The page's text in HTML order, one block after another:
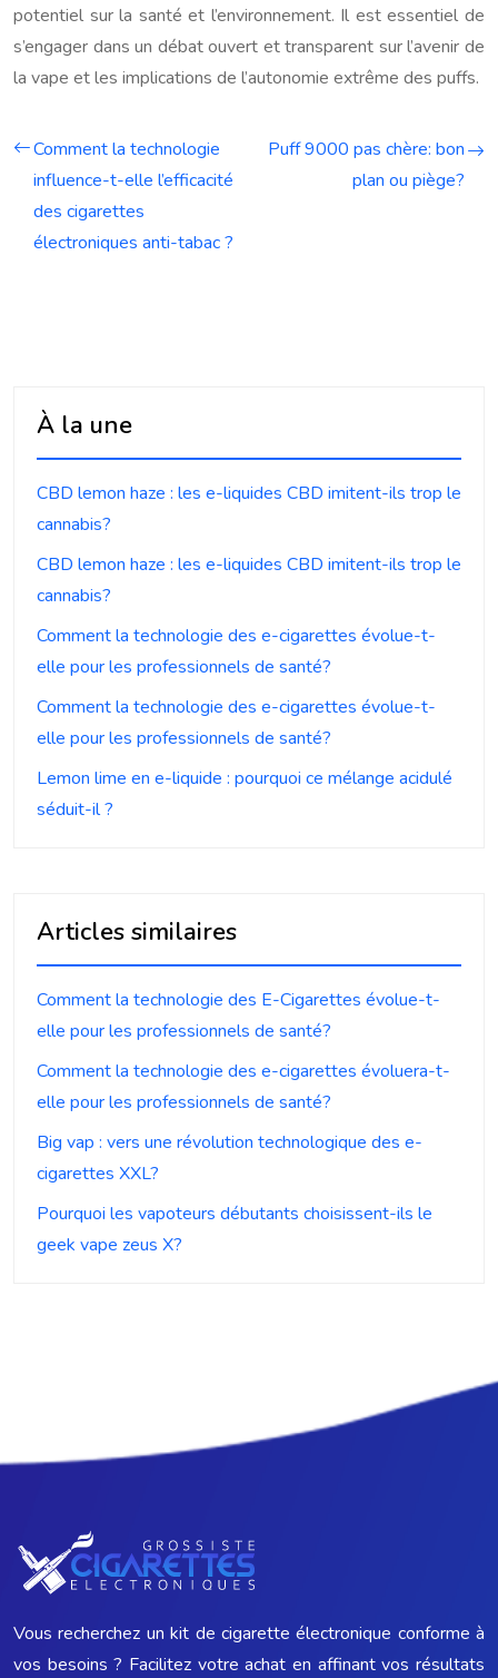
potentiel sur la santé et l’environnement. Il est essentiel de
s’engager dans un débat ouvert et transparent sur l’avenir de
la vape et les implications de l’autonomie extrême des puffs.
Comment la technologie
influence-t-elle l’efficacité
des cigarettes
électroniques anti-tabac ?
Puff 9000 pas chère: bon
plan ou piège?
À la une
CBD lemon haze : les e-liquides CBD imitent-ils trop le
cannabis?
CBD lemon haze : les e-liquides CBD imitent-ils trop le
cannabis?
Comment la technologie des e-cigarettes évolue-t-
elle pour les professionnels de santé?
Comment la technologie des e-cigarettes évolue-t-
elle pour les professionnels de santé?
Lemon lime en e-liquide : pourquoi ce mélange acidulé
séduit-il ?
Articles similaires
Comment la technologie des E-Cigarettes évolue-t-
elle pour les professionnels de santé?
Comment la technologie des e-cigarettes évoluera-t-
elle pour les professionnels de santé?
Big vap : vers une révolution technologique des e-
cigarettes XXL?
Pourquoi les vapoteurs débutants choisissent-ils le
geek vape zeus X?
Vous recherchez un kit de cigarette électronique conforme à
vos besoins ? Facilitez votre achat en affinant vos résultats